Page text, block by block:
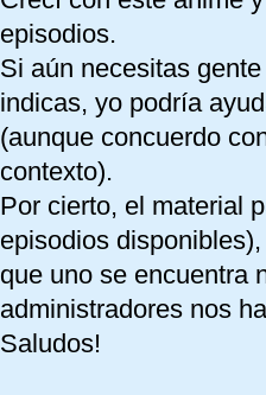
episodios.
Si aún necesitas
indicas, yo podría
(aunque concuerdo
contexto).
Por cierto, el material
episodios
que uno se encuentra
administradores nos
Saludos!